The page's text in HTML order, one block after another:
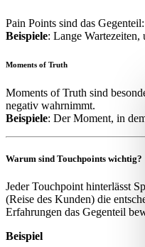
Pain Points sind das
Beispiele: Lange Wartezeiten,
Moments of Truth
Moments of Truth sind
negativ wahrnimmt.
Beispiele: Der Moment, in
Warum sind Touchpoints wichtig?
Jeder Touchpoint hinterlässt
(Reise des Kunden) die
Erfahrungen das Gegenteil
Beispiel